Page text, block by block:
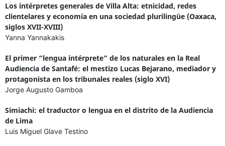
Los intérpretes generales de Villa Alta: etnicidad, redes
clientelares y economía en una sociedad plurilingüe (Oaxaca,
siglos XVII-XVIII)
Yanna Yannakakis
El primer “lengua intérprete” de los naturales en la Real
Audiencia de Santafé: el mestizo Lucas Bejarano, mediador y
protagonista en los tribunales reales (siglo XVI)
Jorge Augusto Gamboa
Simiachi: el traductor o lengua en el distrito de la Audiencia
de Lima
Luis Miguel Glave Testino